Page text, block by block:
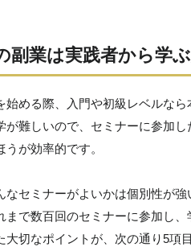
副業は実践者から学
始める際、入門や初級レベルな
が難しいので、セミナーに参加
が効率的です。
なセミナーがよいかは個別性が
まで数百回のセミナーに参加し
大切なポイントが、次の通り5項